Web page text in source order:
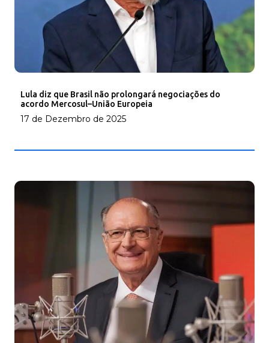
Lula diz que Brasil não prolongará negociações do
acordo Mercosul–União Europeia
17 de Dezembro de 2025